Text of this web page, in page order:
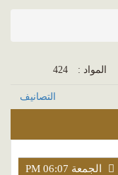
المواد : 424
التصانيف
الجمعة PM 06:07